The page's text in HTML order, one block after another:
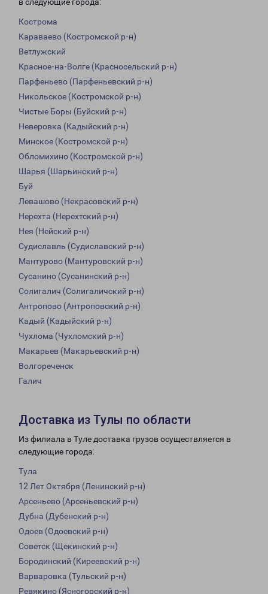
в следующие города:
Кострома
Караваево (Костромской р-н)
Ветлужский
Красное-на-Волге (Красносельский р-н)
Парфеньево (Парфеньевский р-н)
Никольское (Костромской р-н)
Чистые Боры (Буйский р-н)
Неверовка (Кадыйский р-н)
Минское (Костромской р-н)
Обломихино (Костромской р-н)
Шарья (Шарьинский р-н)
Буй
Левашово (Некрасовский р-н)
Нерехта (Нерехтский р-н)
Нея (Нейский р-н)
Судиславль (Судиславский р-н)
Мантурово (Мантуровский р-н)
Сусанино (Сусанинский р-н)
Солигалич (Солигаличский р-н)
Антропово (Антроповский р-н)
Кадый (Кадыйский р-н)
Чухлома (Чухломский р-н)
Макарьев (Макарьевский р-н)
Волгореченск
Галич
Доставка из Тулы по области
Из филиала в Туле доставка грузов осуществляется в
следующие города:
Тула
12 Лет Октября (Ленинский р-н)
Арсеньево (Арсеньевский р-н)
Дубна (Дубенский р-н)
Одоев (Одоевский р-н)
Советск (Щекинский р-н)
Бородинский (Киреевский р-н)
Варваровка (Тульский р-н)
Ревякино (Ясногорский р-н)